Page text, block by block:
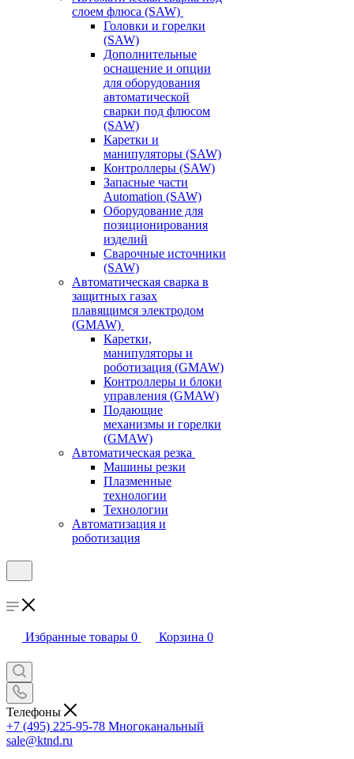
слоем флюса (SAW)
Головки и горелки
(SAW)
Дополнительные
оснащение и опции
для оборудования
автоматической
сварки под флюсом
(SAW)
Каретки и
манипуляторы (SAW)
Контроллеры (SAW)
Запасные части
Automation (SAW)
Оборудование для
позиционирования
изделий
Сварочные источники
(SAW)
Автоматическая сварка в
защитных газах
плавящимся электродом
(GMAW)
Каретки,
манипуляторы и
роботизация (GMAW)
Контроллеры и блоки
управления (GMAW)
Подающие
механизмы и горелки
(GMAW)
Автоматическая резка
Машины резки
Плазменные
технологии
Технологии
Автоматизация и
роботизация
Избранные товары 0 Корзина 0
Телефоны
+7 (495) 225-95-78 Многоканальный
sale@ktnd.ru